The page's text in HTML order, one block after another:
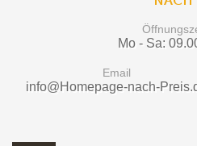
Mo - Sa:
Email
info@Homepage-nach-